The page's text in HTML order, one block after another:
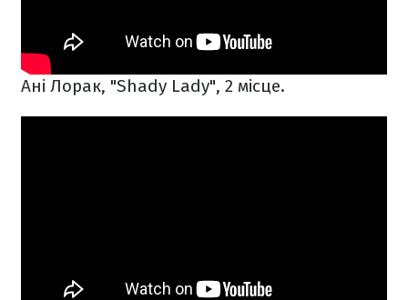
Ані Лорак, "Shady Lady", 2 місце.